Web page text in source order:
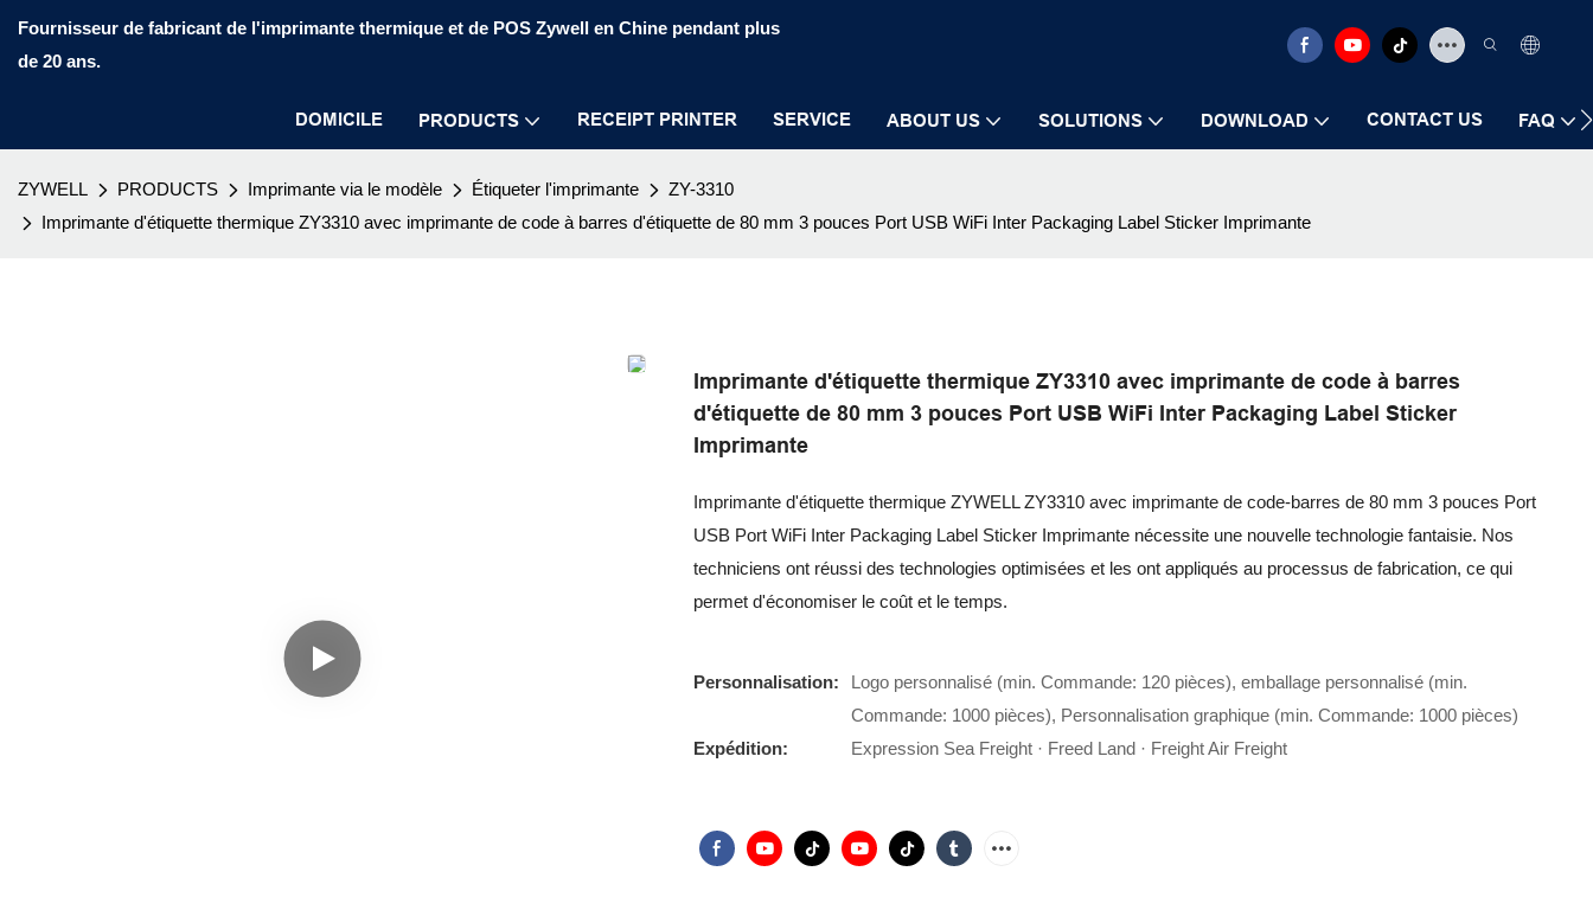
Fournisseur de fabricant de l'imprimante thermique et de POS Zywell en Chine pendant plus
de 20 ans.
DOMICILE PRODUCTS RECEIPT PRINTER SERVICE ABOUT US SOLUTIONS DOWNLOAD CONTACT US FAQ
ZYWELL PRODUCTS Imprimante via le modèle Étiqueter l'imprimante
ZY-3310
Imprimante d'étiquette thermique ZY3310 avec imprimante de code à barres d'étiquette de 80 mm 3 pouces Port USB WiFi Inter Packaging Label Sticker Imprimante
Imprimante d'étiquette thermique ZY3310 avec imprimante de code à barres
d'étiquette de 80 mm 3 pouces Port USB WiFi Inter Packaging Label Sticker
Imprimante
Imprimante d'étiquette thermique ZYWELL ZY3310 avec imprimante de code-barres de 80 mm 3 pouces Port
USB Port WiFi Inter Packaging Label Sticker Imprimante nécessite une nouvelle technologie fantaisie. Nos
techniciens ont réussi des technologies optimisées et les ont appliqués au processus de fabrication, ce qui
permet d'économiser le coût et le temps.
Personnalisation:
Logo personnalisé (min. Commande: 120 pièces), emballage personnalisé (min.
Commande: 1000 pièces), Personnalisation graphique (min. Commande: 1000 pièces)
Expédition:
Expression Sea Freight · Freed Land · Freight Air Freight